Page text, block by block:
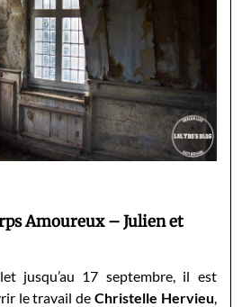
Amoureux – Julien et
jusqu’au 17 septembre, il est
le travail de Christelle Hervieu